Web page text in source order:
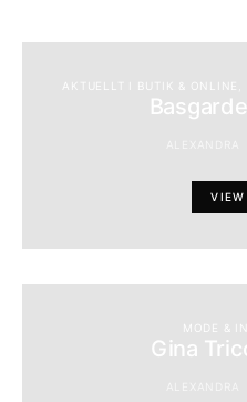
AKTUELLT I BUTIK & ONLINE
VIEW
MODE &
Gina